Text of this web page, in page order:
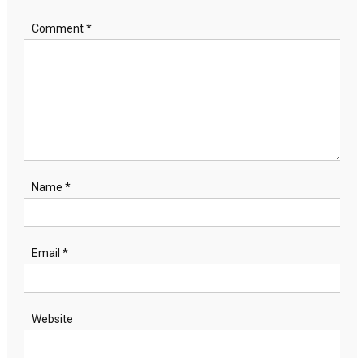
Comment*
Name *
Email *
Website